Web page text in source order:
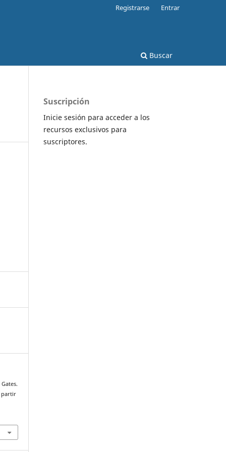
Buscar
Registrarse Entrar
partir
Suscripción
Inicie sesión para acceder a los
recursos exclusivos para
suscriptores.